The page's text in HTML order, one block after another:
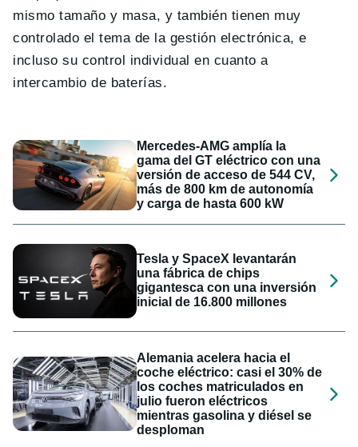
mismo tamaño y masa, y también tienen muy
controlado el tema de la gestión electrónica, e
incluso su control individual en cuanto a
intercambio de baterías.
Mercedes-AMG amplía la
gama del GT eléctrico con una
versión de acceso de 544 CV,
más de 800 km de autonomía
y carga de hasta 600 kW
Tesla y SpaceX levantarán
una fábrica de chips
gigantesca con una inversión
inicial de 16.800 millones
Alemania acelera hacia el
coche eléctrico: casi el 30% de
los coches matriculados en
julio fueron eléctricos
mientras gasolina y diésel se
desploman